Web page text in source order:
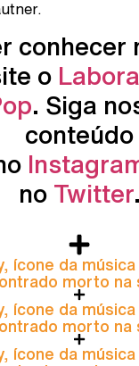
conhecer
o
. Siga
conteúdo
no Twitter.
ícone da música
morto na
ícone da música
morto na
ícone da música